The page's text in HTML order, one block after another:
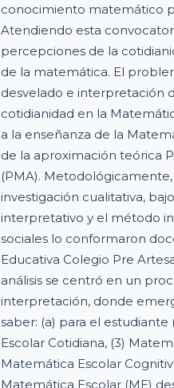
conocimiento matemático
Atendiendo esta
percepciones de la
de la matemática. El
desvelado e interpretación
cotidianidad en la
a la enseñanza de la
de la aproximación teórica
(PMA).
investigación cualitativa,
interpretativo y el método
sociales lo conformaron
Educativa Colegio Pre
análisis se centró en un
interpretación, donde
saber: (a) para el estudiante
Escolar Cotidiana, (3)
Matemática Escolar
Matemática Escolar (ME)